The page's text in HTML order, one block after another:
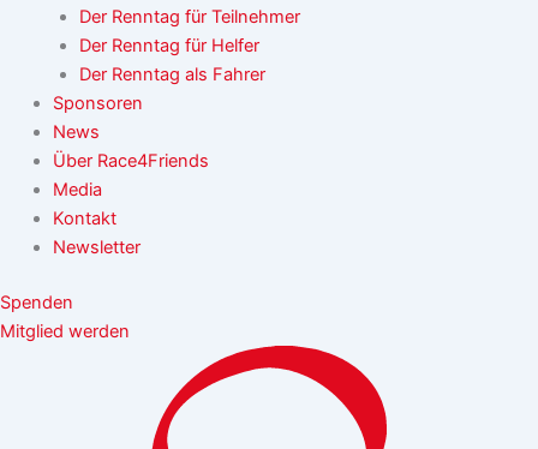
Der Renntag für Teilnehmer
Der Renntag für Helfer
Der Renntag als Fahrer
Sponsoren
News
Über Race4Friends
Media
Kontakt
Newsletter
Spenden
Mitglied werden